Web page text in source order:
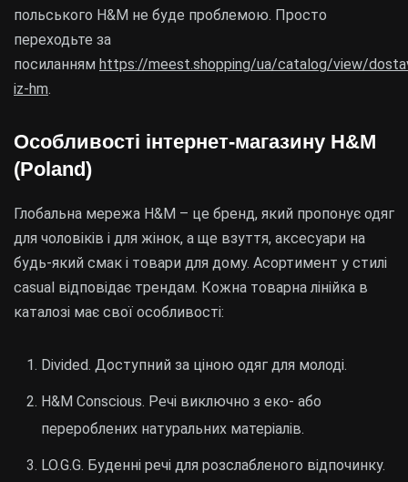
польського H&M не буде проблемою. Просто
переходьте за
посиланням https://meest.shopping/ua/catalog/view/
iz-hm.
Особливості інтернет-магазину H&M
(Poland)
Глобальна мережа H&M – це бренд, який пропонує одяг
для чоловіків і для жінок, а ще взуття, аксесуари на
будь-який смак і товари для дому. Асортимент у стилі
casual відповідає трендам. Кожна товарна лінійка в
каталозі має свої особливості:
Divided. Доступний за ціною одяг для молоді.
H&M Conscious. Речі виключно з еко- або
перероблених натуральних матеріалів.
LO.G.G. Буденні речі для розслабленого відпочинку.